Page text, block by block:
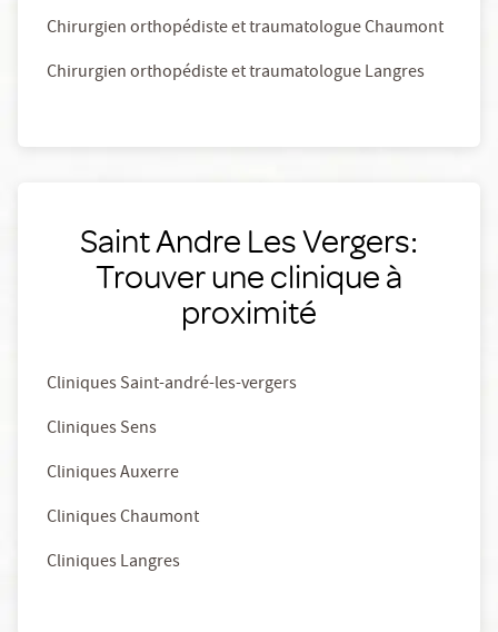
Chirurgien orthopédiste et traumatologue Chaumont
Chirurgien orthopédiste et traumatologue Langres
Saint Andre Les Vergers:
Trouver une clinique à
proximité
Cliniques Saint-andré-les-vergers
Cliniques Sens
Cliniques Auxerre
Cliniques Chaumont
Cliniques Langres